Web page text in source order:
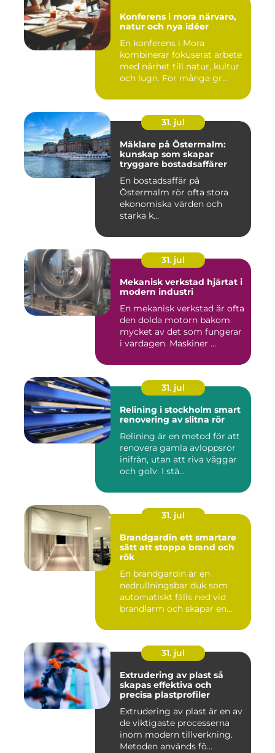
Konferens i mora närvaro,
natur och nya idéer
En konferens i Mora
kombinerar fokuserat arbete
med närhet till natur, kultur
och lugn. För många gr...
31. jul
Mäklare på Östermalm:
kunskap som skapar
tryggare bostadsaffärer
En bostadsaffär på
Östermalm rör ofta stora
ekonomiska värden och
starka k...
31. jul
Mekanisk verkstad hjärtat i
modern industri
En mekanisk verkstad är ofta
den dolda motorn bakom
mycket av det som fungerar
i vardagen. Maskiner ...
31. jul
Relining i stockholm smart
renovering av slitna rör
Relining är en metod för att
renovera gamla avloppsrör
inifrån, utan att riva väggar
och golv. I stä...
31. jul
Brandgardin ett smartare
sätt att stoppa brand och
rök
En brandgardin är en
nedrullningsbar duk som
automatiskt fälls ned vid
brandlarm och skapar en
31. jul
Extrudering av plast så
skapas effektiva och
precisa plastprofiler
Extrudering av plast är en av
de viktigaste processerna
inom modern tillverkning.
Metoden används fö...